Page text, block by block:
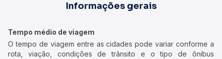
Informações gerais
Tempo médio de viagem
O tempo de viagem entre as cidades pode variar conforme a
rota, viação, condições de trânsito e o tipo de ônibus